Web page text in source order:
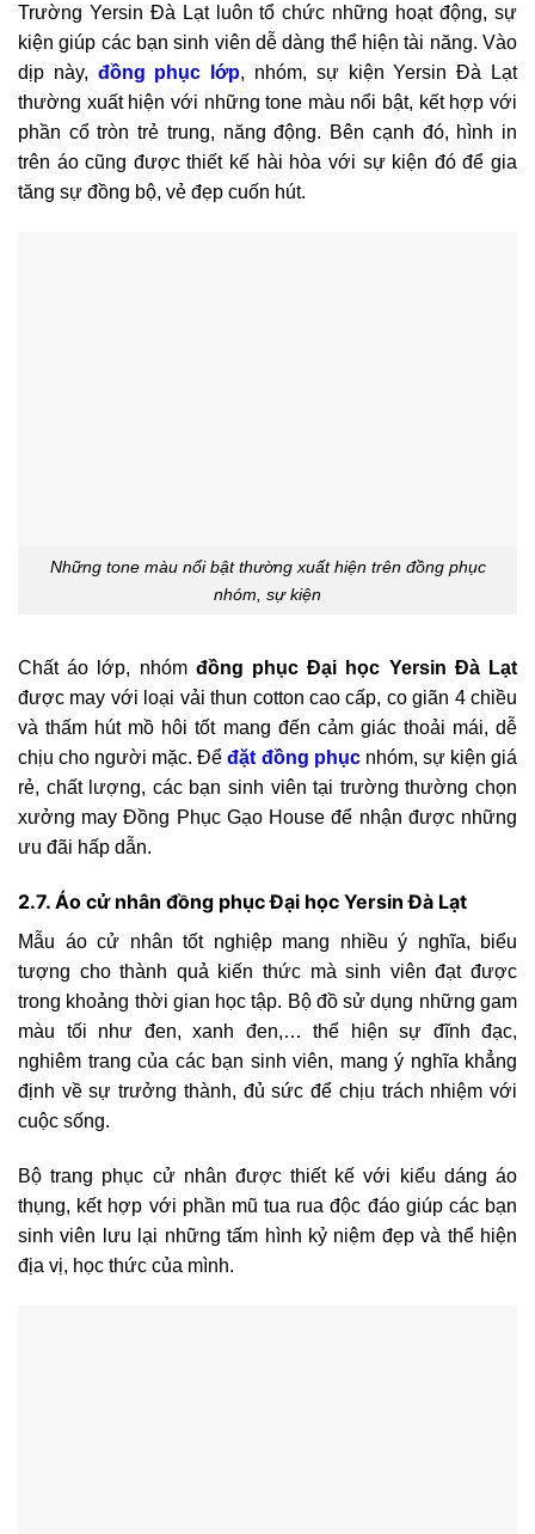
Trường Yersin Đà Lạt luôn tổ chức những hoạt động, sự
kiện giúp các bạn sinh viên dễ dàng thể hiện tài năng. Vào
dịp này, đồng phục lớp, nhóm, sự kiện Yersin Đà Lạt
thường xuất hiện với những tone màu nổi bật, kết hợp với
phần cổ tròn trẻ trung, năng động. Bên cạnh đó, hình in
trên áo cũng được thiết kế hài hòa với sự kiện đó để gia
tăng sự đồng bộ, vẻ đẹp cuốn hút.
Những tone màu nổi bật thường xuất hiện trên đồng phục
nhóm, sự kiện
Chất áo lớp, nhóm đồng phục Đại học Yersin Đà Lạt
được may với loại vải thun cotton cao cấp, co giãn 4 chiều
và thấm hút mồ hôi tốt mang đến cảm giác thoải mái, dễ
chịu cho người mặc. Đểđặt đồng phụcnhóm, sự kiện giá
rẻ, chất lượng, các bạn sinh viên tại trường thường chọn
xưởng may Đồng Phục Gạo House để nhận được những
ưu đãi hấp dẫn.
2.7. Áo cử nhân đồng phục Đại học Yersin Đà Lạt
Mẫu áo cử nhân tốt nghiệp mang nhiều ý nghĩa, biểu
tượng cho thành quả kiến thức mà sinh viên đạt được
trong khoảng thời gian học tập. Bộ đồ sử dụng những gam
màu tối như đen, xanh đen,… thể hiện sự đĩnh đạc,
nghiêm trang của các bạn sinh viên, mang ý nghĩa khẳng
định về sự trưởng thành, đủ sức để chịu trách nhiệm với
cuộc sống.
Bộ trang phục cử nhân được thiết kế với kiểu dáng áo
thụng, kết hợp với phần mũ tua rua độc đáo giúp các bạn
sinh viên lưu lại những tấm hình kỷ niệm đẹp và thể hiện
địa vị, học thức của mình.